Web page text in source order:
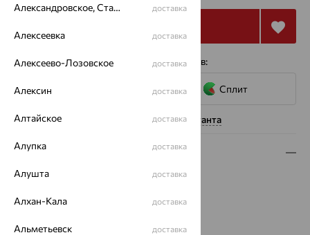
4 платежа по 7 343₽с помощью сервисов:
Сплит
Нужна помощь консультанта
Описание
Вид изделия:
Цвет металла:
Александровское, Ставропольский край доставка
Алексеевка доставка
Алексеево-Лозовское доставка
Алексин доставка
Алтайское доставка
Алупка доставка
Алушта доставка
Алхан-Кала доставка
Альметьевск доставка